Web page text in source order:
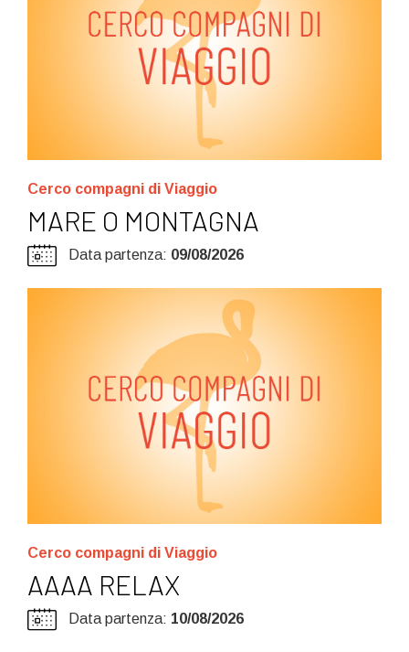
Cerco compagni di Viaggio
MARE O MONTAGNA
Data partenza: 09/08/2026
Cerco compagni di Viaggio
AAAA RELAX
Data partenza: 10/08/2026